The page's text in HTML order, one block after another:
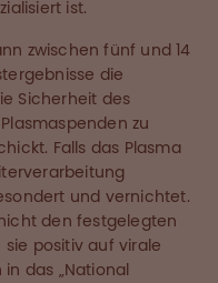
ist.
zwischen fünf und 14
die
Sicherheit des
zu
Falls das Plasma
und vernichtet.
den festgelegten
sie positiv auf virale
das „National